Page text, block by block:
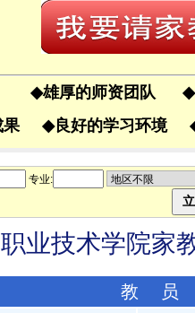
◆雄厚的师资团队 ◆
果 ◆良好的学习环境
专业:
业技术学院家
教